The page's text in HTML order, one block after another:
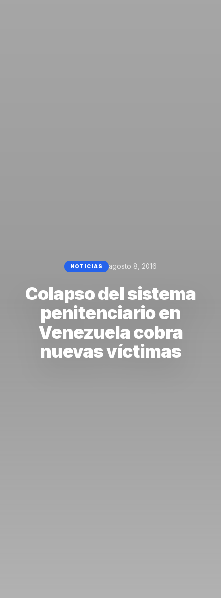
NOTICIAS agosto 8, 2016
Colapso del sistema
penitenciario en
Venezuela cobra
nuevas víctimas